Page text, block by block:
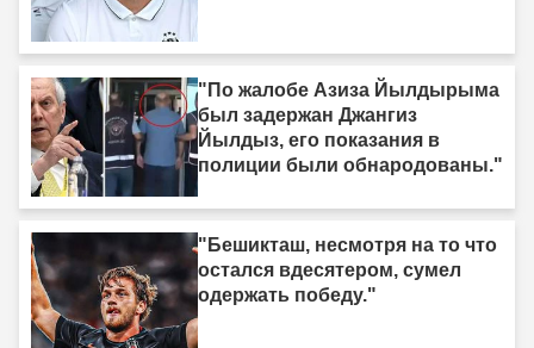
"По жалобе Азиза Йылдырыма
был задержан Джангиз
Йылдыз, его показания в
полиции были обнародованы."
"Бешикташ, несмотря на то что
остался вдесятером, сумел
одержать победу."